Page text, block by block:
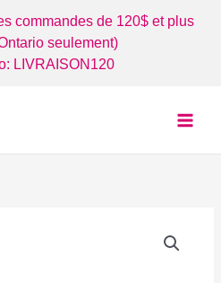
commandes de 120$ et plus
seulement)
LIVRAISON120